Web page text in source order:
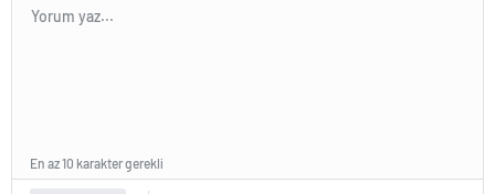
En az 10 karakter gerekli